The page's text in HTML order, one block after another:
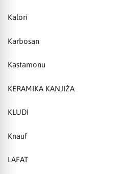
Kalori
Karbosan
Kastamonu
KERAMIKA KANJIŽA
KLUDI
Knauf
LAFAT